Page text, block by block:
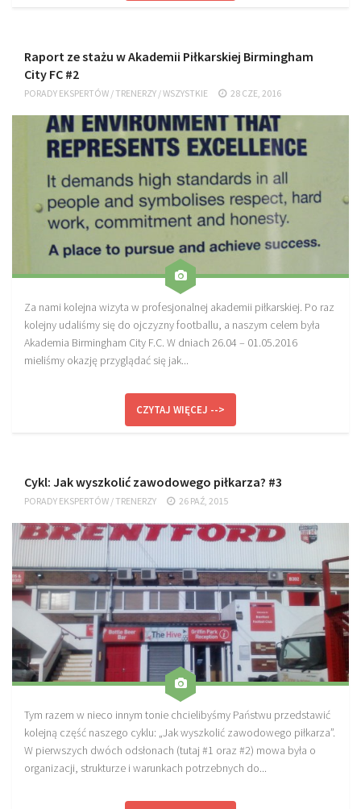
Plan treningowy szybkość i dynamika
Program treningu siłowego
Program treningu biegowego
Sklep
Edukacja
Plany treningowe
Aplikacja Pro Training
Sprzęt treningowy
Kontakt
Od autorów
Kontakt
Raport ze stażu w Akademii Piłkarskiej Birmingham
City FC #2
PORADY EKSPERTÓW /TRENERZY /WSZYSTKIE 28 CZE, 2016
Za nami kolejna wizyta w profesjonalnej akademii piłkarskiej. Po raz
kolejny udaliśmy się do ojczyzny footballu, a naszym celem była
Akademia Birmingham City F.C. W dniach 26.04 – 01.05.2016
mieliśmy okazję przyglądać się jak...
CZYTAJ WIĘCEJ -->
Cykl: Jak wyszkolić zawodowego piłkarza? #3
PORADY EKSPERTÓW /TRENERZY 26 PAŹ, 2015
Tym razem w nieco innym tonie chcielibyśmy Państwu przedstawić
kolejną część naszego cyklu: „Jak wyszkolić zawodowego piłkarza”.
W pierwszych dwóch odsłonach (tutaj #1 oraz #2) mowa była o
organizacji, strukturze i warunkach potrzebnych do...